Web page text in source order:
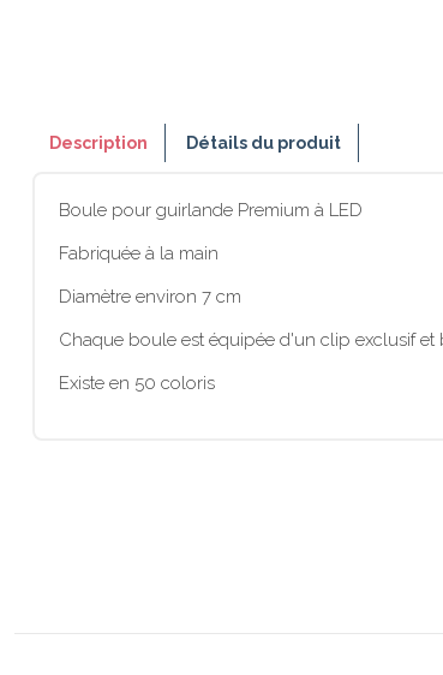
Description Détails du produit
Boule pour guirlande Premium à LED
Fabriquée à la main
Diamètre environ 7 cm
Chaque boule est équipée d'un clip exclusif et
Existe en 50 coloris